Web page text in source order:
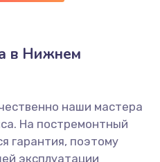
в Нижнем
наши мастера
На постремонтный
гарантия, поэтому
эксплуатации